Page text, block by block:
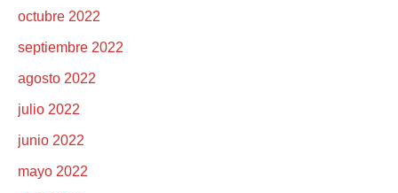
octubre 2022
septiembre 2022
agosto 2022
julio 2022
junio 2022
mayo 2022